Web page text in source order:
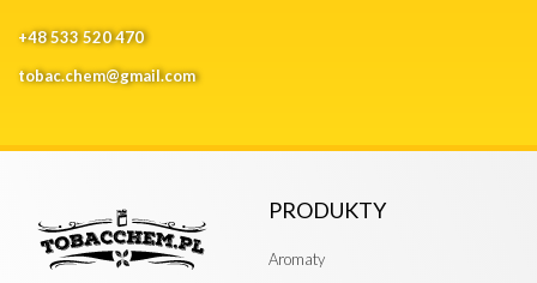
+48 533 520 470
tobac.chem@gmail.com
PRODUKTY
Aromaty